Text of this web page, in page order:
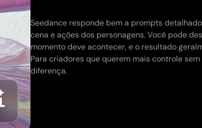
Seedance responde bem a prompts
cena e ações dos personagens. Você pode
momento deve acontecer, e o resultado
Para criadores que querem mais controle
diferença.